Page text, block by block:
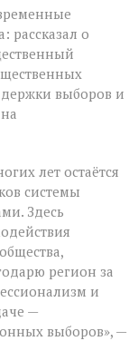
рассказал о
выборов и
лет остаётся
системы
Здесь
регион за
и
—
выборов», —